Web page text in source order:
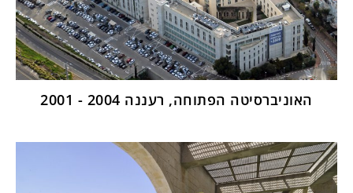
האוניברסיטה הפתוחה, רעננה 2004 - 2001